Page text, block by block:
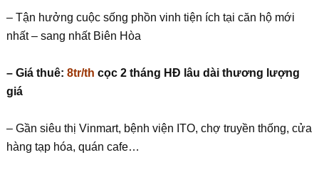
– Tận hưởng cuộc sống phồn vinh tiện ích tại căn hộ mới
nhất – sang nhất Biên Hòa
– Giá thuê: 8tr/th cọc 2 tháng HĐ lâu dài thương lượng
giá
– Gần siêu thị Vinmart, bệnh viện ITO, chợ truyền thống, cửa
hàng tạp hóa, quán cafe…